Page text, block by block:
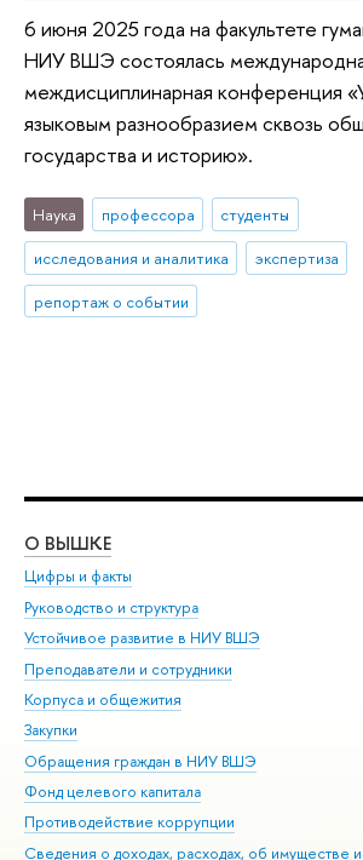
6 июня 2025 года на факультете
НИУ ВШЭ состоялась
междисциплинарная конференция
языковым разнообразием сквозь
государства и историю».
Наука профессора
студенты
исследования и аналитика
экспертиза
репортаж о событии
О ВЫШКЕ
Цифры и факты
Руководство и структура
Устойчивое развитие в НИУ ВШЭ
Преподаватели и сотрудники
Корпуса и общежития
Закупки
Обращения граждан в НИУ ВШЭ
Фонд целевого капитала
Противодействие коррупции
Сведения о доходах, расходах, об имуществе и